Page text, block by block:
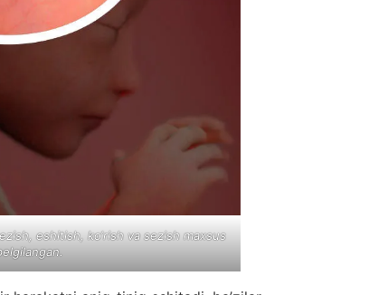
eshitish, ko‘rish va sezish maxsus